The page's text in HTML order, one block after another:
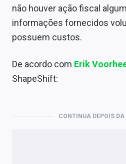
não houver ação fiscal
informações fornecidos
possuem custos.
De acordo com Erik
ShapeShift:
CONTINUA DEPOIS